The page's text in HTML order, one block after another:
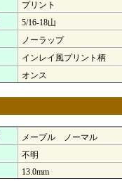
プリント
5/16-18山
ノーラップ
インレイ風プリント柄
オンス
メープル ノーマル
不明
13.0mm